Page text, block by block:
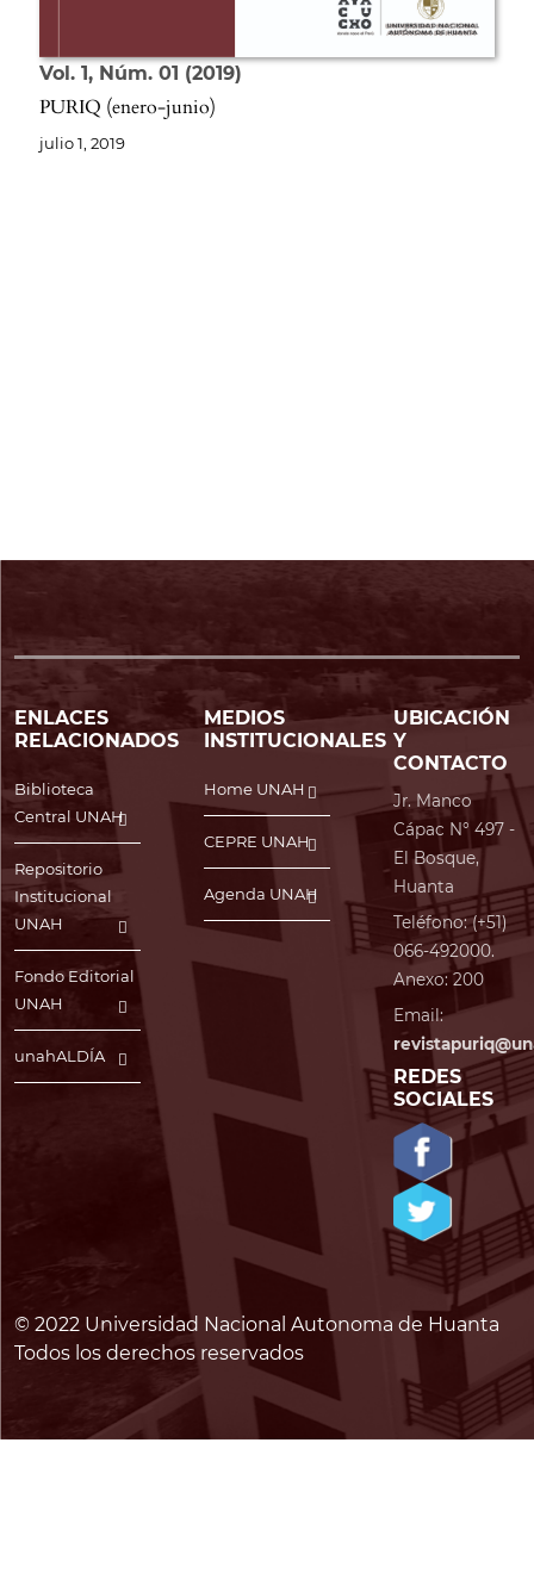
Vol. 1 Núm. 01 2019
PURIQ (enero-junio)
julio 1, 2019
ENLACES
RELACIONADOS
Biblioteca
Central UNAH
Repositorio
Institucional
UNAH
Fondo Editorial
UNAH
unahALDÍA
MEDIOS
INSTITUCIONALES
Home UNAH
CEPRE UNAH
Agenda UNAH
UBICACIÓN
Y
CONTACTO
Jr. Manco
Cápac N° 497 -
El Bosque,
Huanta
Teléfono: (+51)
066-492000.
Anexo: 200
Email:
REDES
SOCIALES
© 2022 Universidad Nacional Autonoma de Huanta
Todos los derechos reservados